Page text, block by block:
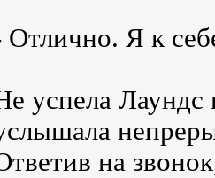
Отлично. Я к
успела Лаундс
на